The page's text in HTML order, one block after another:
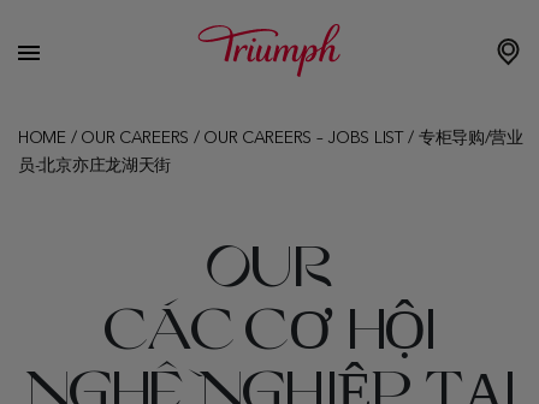
HOME/ OUR CAREERS / OUR CAREERS – JOBS LIST / 专柜导购/营业
员-北京亦庄龙湖天街
OUR
CÁC CƠ HỘI